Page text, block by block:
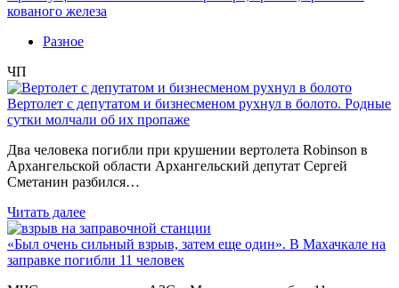
кованого железа
Разное
ЧП
Вертолет с депутатом и бизнесменом рухнул в болото. Родные
сутки молчали об их пропаже
Два человека погибли при крушении вертолета Robinson в
Архангельской области Архангельский депутат Сергей
Сметанин разбился…
Читать далее
«Был очень сильный взрыв, затем еще один». В Махачкале на
заправке погибли 11 человек